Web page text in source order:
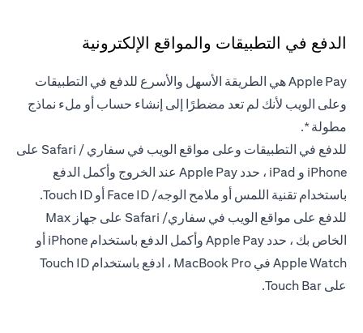
الدفع في التطبيقات والمواقع الإلكترونية
Apple Pay هي الطريقة الأسهل والأسرع للدفع في التطبيقات
وعلى الويب لأنك لم تعد مضطرًا إلى إنشاء حساب أو ملء نماذج
مطولة *.
للدفع في التطبيقات وعلى مواقع الويب في سفاري / Safari على
iPhone و iPad ، حدد Apple Pay عند الخروج وأكمل الدفع
باستخدام تقنية اللمس أو ملامح الوجه/ Face ID أو Touch ID.
للدفع على مواقع الويب في سفاري/ Safari على جهاز Max
الخاص بك ، حدد Apple Pay وأكمل الدفع باستخدام iPhone أو
Apple Watch في MacBook Pro ، ادفع باستخدام Touch ID
على Touch Bar.